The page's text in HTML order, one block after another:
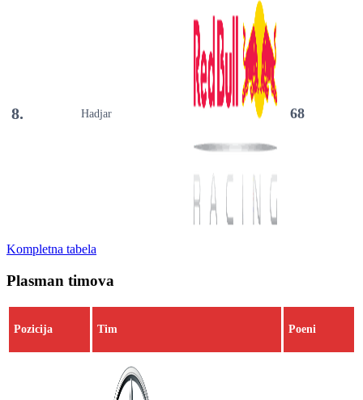
8. Hadjar 68
Kompletna tabela
Plasman timova
Pozicija Tim Poeni